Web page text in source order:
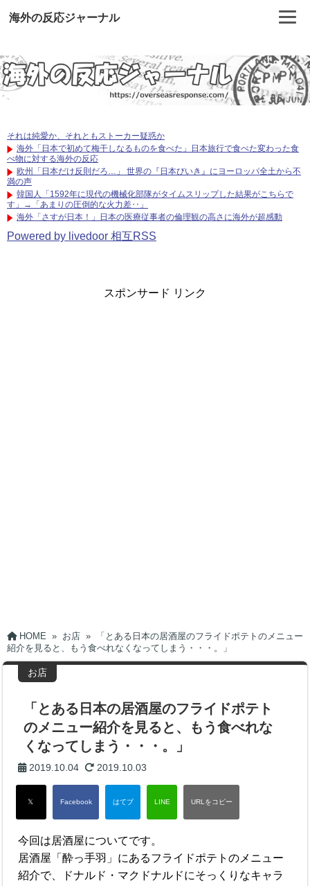
海外の反応ジャーナル
それは純愛か、それともストーカー疑惑か
海外「日本で初めて梅干しなるものを食べた」日本旅行で食べた変わった食
べ物に対する海外の反応
欧州「日本だけ反則だろ…」 世界の『日本びいき』にヨーロッパ全土から不
満の声
韓国人「1592年に現代の機械化部隊がタイムスリップした結果がこちらで
す」→「あまりの圧倒的な火力差‥」
海外「さすが日本！」日本の医療従事者の倫理観の高さに海外が超感動
Powered by livedoor 相互RSS
スポンサード リンク
HOME » お店 »
「とある日本の居酒屋のフライドポテトのメニュー
紹介を見ると、もう食べれなくなってしまう・・・。」
お店
「とある日本の居酒屋のフライドポテト
のメニュー紹介を見ると、もう食べれな
くなってしまう・・・。」
2019.10.04 2019.10.03
今回は居酒屋についてです。
居酒屋「酔っ手羽」にあるフライドポテトのメニュー
紹介で、ドナルド・マクドナルドにそっくりなキャラ